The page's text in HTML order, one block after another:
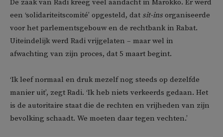
De zaak van Radi kreeg veel aandacht in Marokko. Er werd
een ‘solidariteitscomité’ opgesteld, dat sit-ins organiseerde
voor het parlementsgebouw en de rechtbank in Rabat.
Uiteindelijk werd Radi vrijgelaten – maar wel in
afwachting van zijn proces, dat 5 maart begint.
‘Ik leef normaal en druk mezelf nog steeds op dezelfde
manier uit’, zegt Radi. ‘Ik heb niets verkeerds gedaan. Het
is de autoritaire staat die de rechten en vrijheden van zijn
bevolking schaadt. We moeten daar tegen vechten.’